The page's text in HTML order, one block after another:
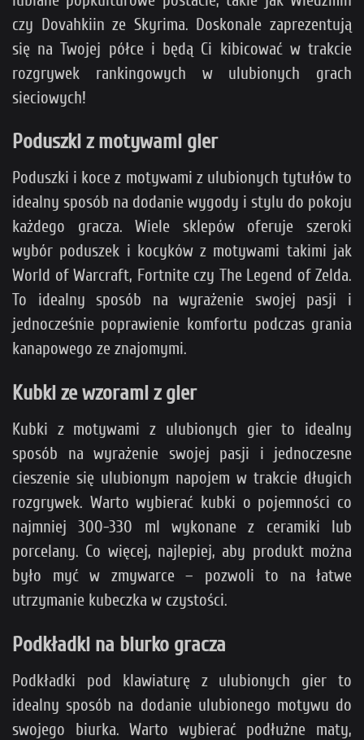
czy Dovahkiin ze Skyrima. Doskonale zaprezentują
się na Twojej półce i będą Ci kibicować w trakcie
rozgrywek rankingowych w ulubionych grach
sieciowych!
Poduszki z motywami gier
Poduszki i koce z motywami z ulubionych tytułów to
idealny sposób na dodanie wygody i stylu do pokoju
każdego gracza. Wiele sklepów oferuje szeroki
wybór poduszek i kocyków z motywami takimi jak
World of Warcraft, Fortnite czy The Legend of Zelda.
To idealny sposób na wyrażenie swojej pasji i
jednocześnie poprawienie komfortu podczas grania
kanapowego ze znajomymi.
Kubki ze wzorami z gier
Kubki z motywami z ulubionych gier to idealny
sposób na wyrażenie swojej pasji i jednoczesne
cieszenie się ulubionym napojem w trakcie długich
rozgrywek. Warto wybierać kubki o pojemności co
najmniej 300-330 ml wykonane z ceramiki lub
porcelany. Co więcej, najlepiej, aby produkt można
było myć w zmywarce – pozwoli to na łatwe
utrzymanie kubeczka w czystości.
Podkładki na biurko gracza
Podkładki pod klawiaturę z ulubionych gier to
idealny sposób na dodanie ulubionego motywu do
swojego biurka. Warto wybierać podłużne maty,